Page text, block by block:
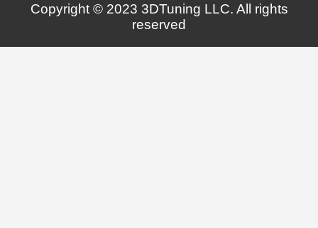
Copyright © 2023 3DTuning LLC. All rights
reserved